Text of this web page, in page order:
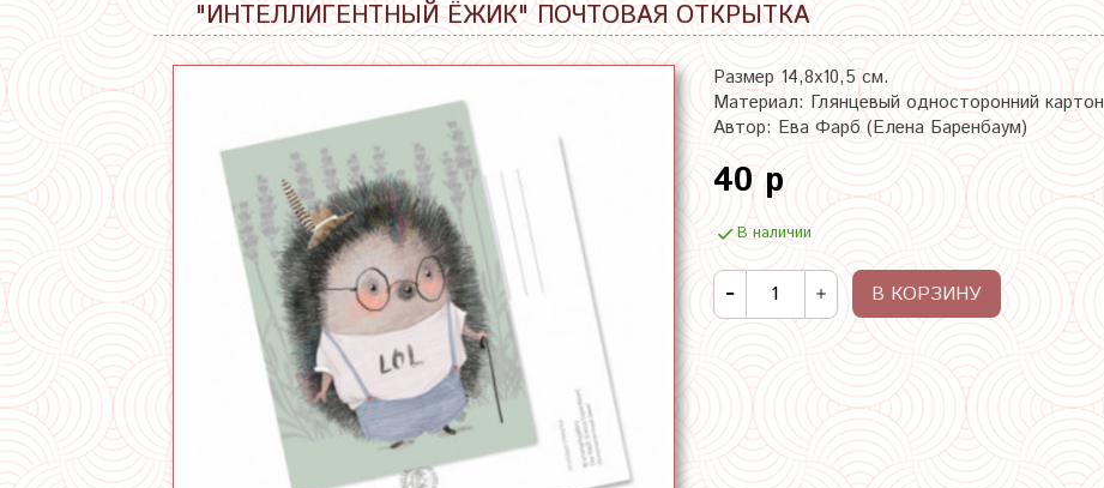
"ИНТЕЛЛИГЕНТНЫЙ ЁЖИК" ПОЧТОВАЯ ОТКРЫТКА
Размер 14,8х10,5 см.
Материал: Глянцевый односторонний картон
Автор: Ева Фарб (Елена Баренбаум)
40 р
В наличии
В КОРЗИНУ